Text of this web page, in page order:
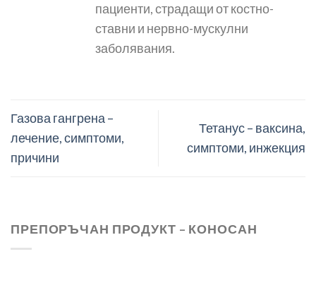
пациенти, страдащи от костно-
ставни и нервно-мускулни
заболявания.
Газова гангрена –
лечение, симптоми,
причини
Тетанус – ваксина,
симптоми, инжекция
ПРЕПОРЪЧАН ПРОДУКТ – КОНОСАН